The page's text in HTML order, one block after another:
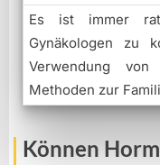
Es ist immer
Gynäkologen zu
Verwendung von
Methoden zur
Können